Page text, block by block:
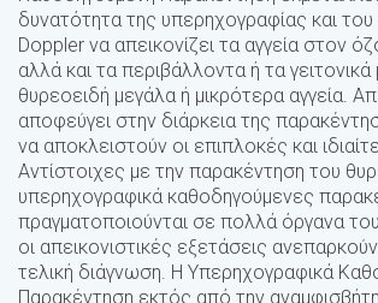
δυνατότητα της υπερηχογραφίας και
Doppler να απεικονίζει τα αγγεία στον
αλλά και τα περιβάλλοντα ή τα
θυρεοειδή μεγάλα ή μικρότερα αγγεία.
αποφεύγει στην διάρκεια της
να αποκλειστούν οι επιπλοκές και
Αντίστοιχες με την παρακέντηση του
υπερηχογραφικά καθοδηγούμενες
πραγματοποιούνται σε πολλά όργανα
οι απεικονιστικές εξετάσεις
τελική διάγνωση. Η Υπερηχογραφικά
Παρακέντηση εκτός από την